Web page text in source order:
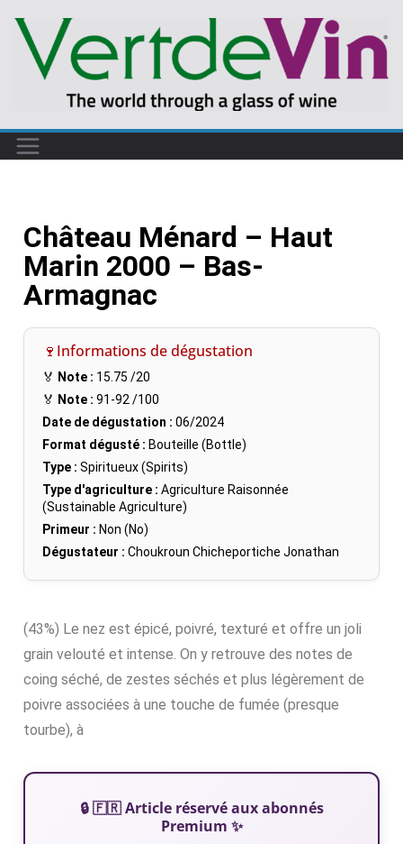
Château Ménard – Haut
Marin 2000 – Bas-
Armagnac
🍷Informations de dégustation
🏅 Note : 15.75 /20
🏅 Note : 91-92 /100
Date de dégustation : 06/2024
Format dégusté : Bouteille (Bottle)
Type : Spiritueux (Spirits)
Type d'agriculture : Agriculture Raisonnée
(Sustainable Agriculture)
Primeur : Non (No)
Dégustateur : Choukroun Chicheportiche Jonathan
(43%) Le nez est épicé, poivré, texturé et offre un joli
grain velouté et intense. On y retrouve des notes de
coing séché, de zestes séchés et plus légèrement de
poivre associées à une touche de fumée (presque
tourbe), à
🔒 🇫🇷 Article réservé aux abonnés
Premium ✨